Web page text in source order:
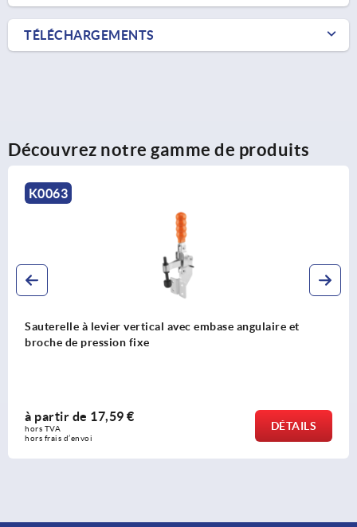
TÉLÉCHARGEMENTS
Découvrez notre gamme de produits
K0063
Sauterelle à levier vertical avec embase angulaire et
broche de pression fixe
à partir de 17,59 €
hors TVA
hors frais d’envoi
DÉTAILS